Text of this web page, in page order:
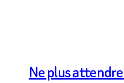
Ne plus